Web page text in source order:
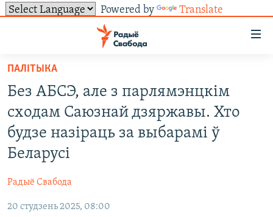
Powered by Translate
ўнівэрсальнага
доступу
Перайсьці
да
галоўнага
зьместу
Перайсьці
да
галоўнай
Перайсьці
ВАЙНА
ТОЛЬКІ НА СВАБОДЗЕ
КНІГІ
СУВЯЗЬ
АБЫСЬЦІ БЛЯКАВАНЬНЕ
ПАДПІСАЦЦА
FACEBOOK
САЧЫЦЕ ЗА АБНАЎЛЕНЬНЯМІ
ПАЛІТЫКА
​​​​​​​Без АБСЭ, але з парлямэнцкім
сходам Саюзнай дзяржавы. Хто
будзе назіраць за выбарамі ў
Беларусі
Радыё Свабода
20 студзень 2025, 08:00